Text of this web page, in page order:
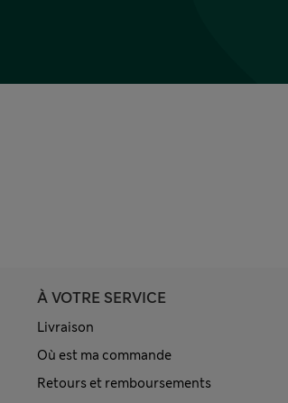
À VOTRE SERVICE
Livraison
Où est ma commande
Retours et remboursements